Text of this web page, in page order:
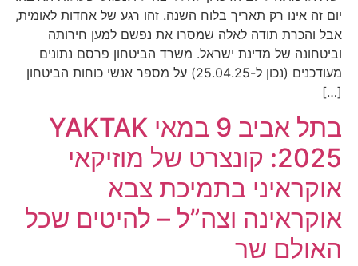
יום זה אינו רק תאריך בלוח השנה. זהו רגע של אחדות לאומית,
אבל והכרת תודה לאלה שמסרו את נפשם למען חירותה
וביטחונה של מדינת ישראל. משרד הביטחון פרסם נתונים
מעודכנים (נכון ל-25.04.25) על מספר אנשי כוחות הביטחון
[…]
YAKTAK בתל אביב 9 במאי
2025: קונצרט של מוזיקאי
אוקראיני בתמיכת צבא
אוקראינה וצה”ל – להיטים שכל
האולם שר